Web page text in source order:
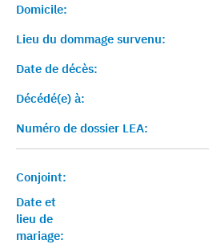
Domicile:
Lieu du dommage survenu:
Date de décès:
Décédé(e) à:
Numéro de dossier LEA:
Conjoint:
Date et
lieu de
mariage: